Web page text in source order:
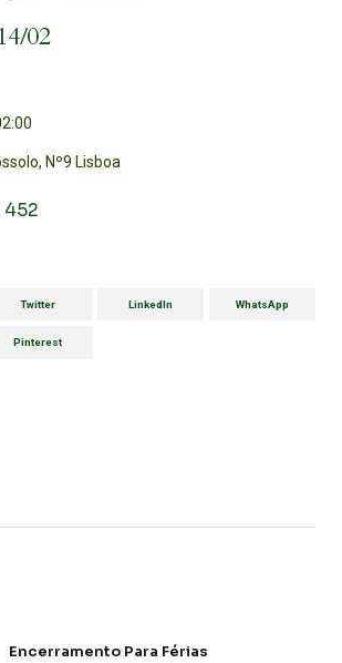
02
Nº9 Lisboa
Twitter LinkedIn WhatsApp
Pinterest
Encerramento Para Férias